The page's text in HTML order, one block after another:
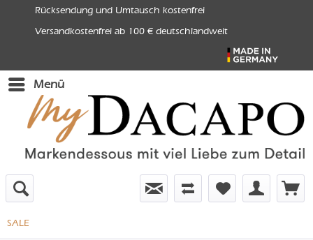
Rücksendung und Umtausch kostenfrei
Versandkostenfrei ab 100 € deutschlandweit
Menü
SALE